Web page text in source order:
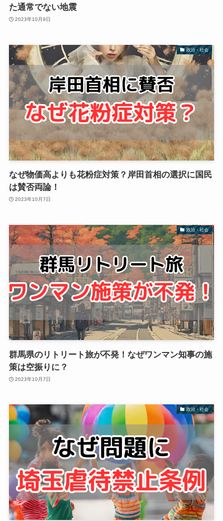
た通常でない地震
2023年10月9日
政治・社会
なぜ物価高よりも花粉症対策？岸田首相の選択に国民
は賛否両論！
2023年10月7日
政治・社会
群馬県のリトリート旅が不発！なぜワンマン知事の施
策は空振りに？
2023年10月7日
政治・社会